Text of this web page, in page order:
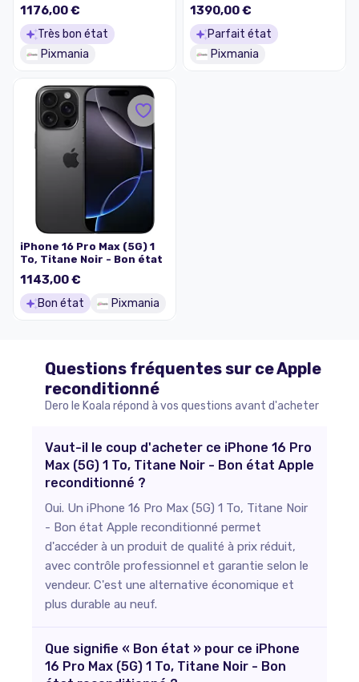
état
1176,00 €
Très bon état
Pixmania
état
1390,00 €
Parfait état
Pixmania
iPhone 16 Pro Max (5G) 1
To, Titane Noir - Bon état
1143,00 €
Bon état Pixmania
Questions fréquentes sur ceApple
reconditionné
Dero le Koala répond à vos questions avant d'acheter
Vaut-il le coup d'acheter ce iPhone 16 Pro
Max (5G) 1 To, Titane Noir - Bon état Apple
reconditionné ?
Oui. Un iPhone 16 Pro Max (5G) 1 To, Titane Noir
- Bon état Apple reconditionné permet
d'accéder à un produit de qualité à prix réduit,
avec contrôle professionnel et garantie selon le
vendeur. C'est une alternative économique et
plus durable au neuf.
Que signifie « Bon état » pour ce iPhone
16 Pro Max (5G) 1 To, Titane Noir - Bon